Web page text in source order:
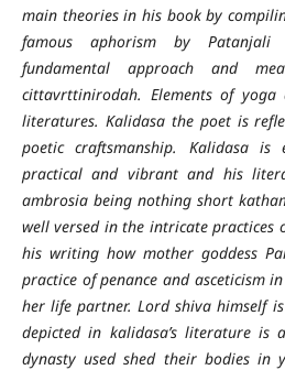
main theories in his book by
famous aphorism by Patanjali
fundamental approach and
cittavrttinirodah. Elements of
literatures. Kalidasa the poet is
poetic craftsmanship. Kalidasa is
practical and vibrant and his
ambrosia being nothing short
well versed in the intricate practices
his writing how mother goddess
practice of penance and asceticism
her life partner. Lord shiva himself
depicted in kalidasa’s literature is
dynasty used shed their bodies in